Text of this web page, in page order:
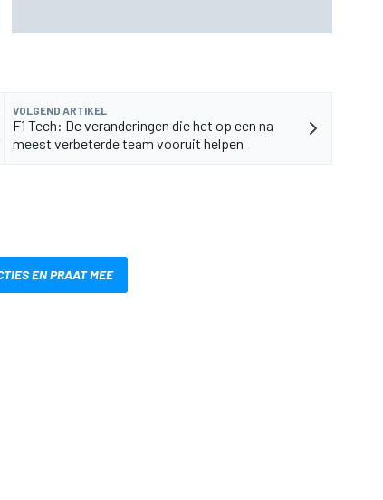
VOLGEND ARTIKEL
F1 Tech: De veranderingen die het op een na
meest verbeterde team vooruit helpen
EN PRAAT MEE